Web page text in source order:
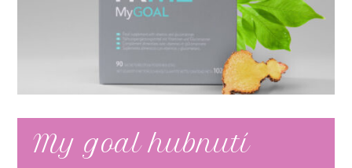
My goal hubnutí